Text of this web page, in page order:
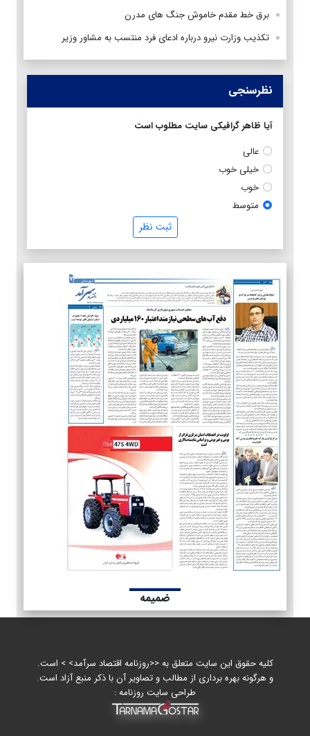
برق خط مقدم خاموش جنگ های مدرن
تکذیب وزارت نیرو درباره ادعای فرد منتسب به مشاور وزیر
نظرسنجی
آیا ظاهر گرافیکی سایت مطلوب است
عالی
خیلی خوب
خوب
متوسط
ثبت نظر
ضمیمه
کلیه حقوق این سایت متعلق به <<روزنامه اقتصاد سرآمد> > است.
و هرگونه بهره برداری از مطالب و تصاویر آن با ذکر منبع آزاد است.
طراحی سایت روزنامه :